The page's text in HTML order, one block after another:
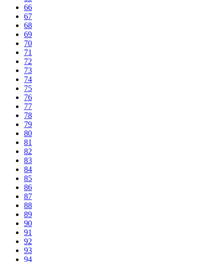
66
67
68
69
70
71
72
73
74
75
76
77
78
79
80
81
82
83
84
85
86
87
88
89
90
91
92
93
94